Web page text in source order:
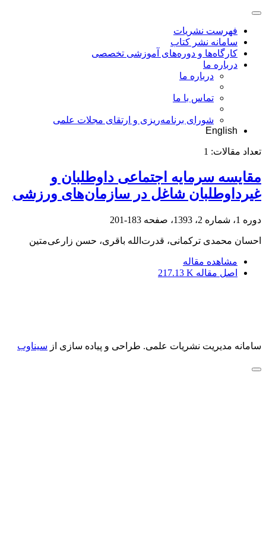
فهرست نشریات
سامانه نشر کتاب
کارگاه‌ها و دوره‌های آموزشی تخصصی
درباره ما
درباره ما
تماس با ما
شورای برنامه‌ریزی و ارتقای مجلات علمی
English
تعداد مقالات: 1
مقایسه سرمایه اجتماعی داوطلبان و
غیرداوطلبان شاغل در سازمان‌های ورزشی
دوره 1، شماره 2، 1393، صفحه 183-201
احسان محمدی ترکمانی، قدرت‌الله باقری، حسن زارعی‌متین
مشاهده مقاله
اصل مقاله 217.13 K
سامانه مدیریت نشریات علمی. طراحی و پیاده سازی از سیناوب